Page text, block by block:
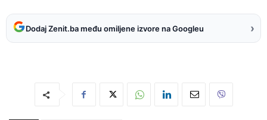
Dodaj Zenit.ba među omiljene izvore na Googleu ›